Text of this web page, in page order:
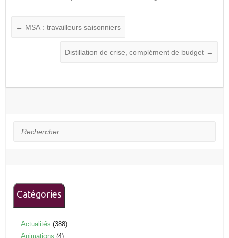
← MSA : travailleurs saisonniers
Distillation de crise, complément de budget →
Rechercher
Catégories
Actualités (388)
Animations (4)